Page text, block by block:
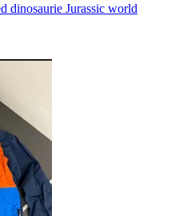
dinosaurie Jurassic world